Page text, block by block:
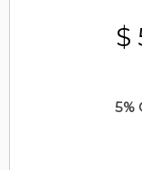
$
5%